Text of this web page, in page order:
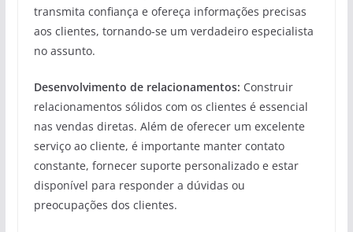
transmita confiança e ofereça informações precisas
aos clientes, tornando-se um verdadeiro especialista
no assunto.
Desenvolvimento de relacionamentos: Construir
relacionamentos sólidos com os clientes é essencial
nas vendas diretas. Além de oferecer um excelente
serviço ao cliente, é importante manter contato
constante, fornecer suporte personalizado e estar
disponível para responder a dúvidas ou
preocupações dos clientes.